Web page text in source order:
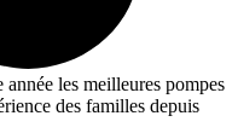
les meilleures pompes
des familles depuis